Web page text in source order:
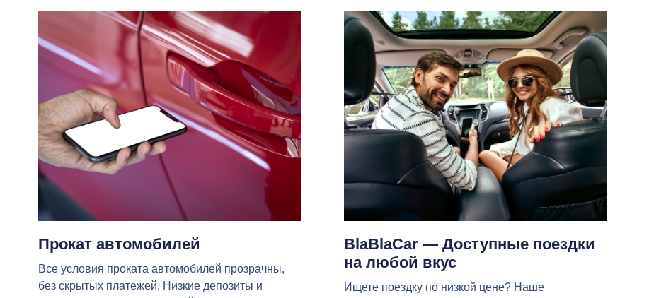
Прокат автомобилей
Все условия проката автомобилей прозрачны,
без скрытых платежей. Низкие депозиты и
BlaBlaCar — Доступные поездки
на любой вкус
Ищете поездку по низкой цене? Наше